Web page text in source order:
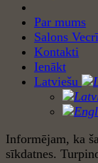
Par mums
Salons
Kontakti
Ienākt
Latviešu
Informējam, ka
sīkdatnes.